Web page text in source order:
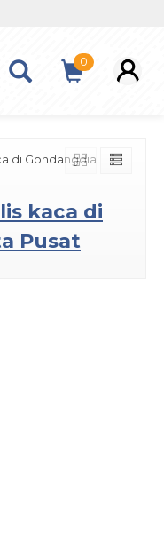
0
di Gondangdia
kaca di
Pusat